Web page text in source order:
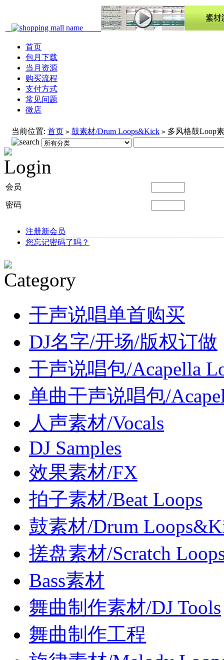
首页
包月下载
当月资源
购买流程
支付方式
常见问题
微店
当前位置: 首页 > 鼓素材/Drum Loops&Kick > 多风格鼓Loop素
会员
密码
注册新会员
您忘记密码了吗？
干声说唱单首购买
DJ名字/开场/版权订做
干声说唱包/Acapella
单曲干声说唱包/
人声素材/Vocals
DJ Samples
效果素材/FX
拍子素材/Beat Loops
鼓素材/Drum
搓盘素材/Scratch
Bass素材
舞曲制作素材/DJ Tools
舞曲制作工程